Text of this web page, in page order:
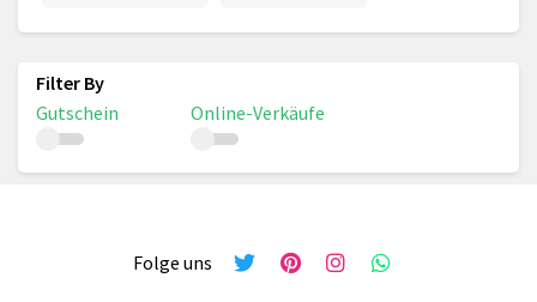
Gutschein Online-Verkäufe
Folge uns